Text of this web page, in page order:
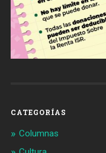
CATEGORÍAS
Columnas